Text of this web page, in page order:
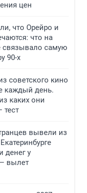
цен
что Орейро и
что на
связывало самую
90-х
советского кино
каждый день.
каких они
вывели из
денег у
вылет